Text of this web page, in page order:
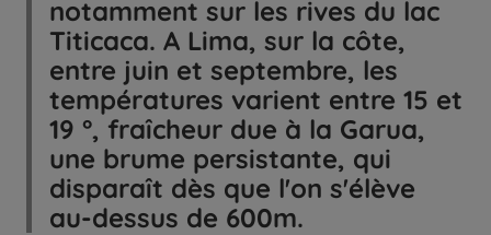
notamment sur les rives du lac
Titicaca. A Lima, sur la côte,
entre juin et septembre, les
températures varient entre 15 et
19 °, fraîcheur due à la Garua,
une brume persistante, qui
disparaît dès que l'on s'élève
au-dessus de 600m.